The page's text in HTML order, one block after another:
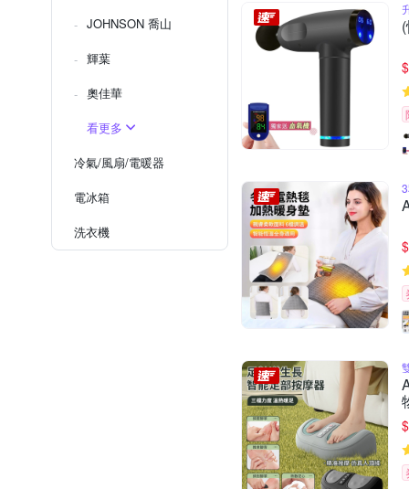
JOHNSON 喬山
輝葉
奧佳華
看更多
冷氣/風扇/電暖器
電冰箱
洗衣機
$
$
$